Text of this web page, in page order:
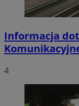
Informacja
4